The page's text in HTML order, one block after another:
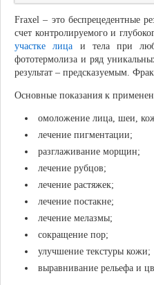
Fraxel – это беспрецедентные
счет контролируемого и
участке лица и тела при
фототермолиза и ряд
результат – предсказуемым.
Основные показания к
омоложение лица, шеи,
лечение пигментации;
разглаживание морщин;
лечение рубцов;
лечение растяжек;
лечение постакне;
лечение мелазмы;
сокращение пор;
улучшение текстуры кожи;
выравнивание рельефа и